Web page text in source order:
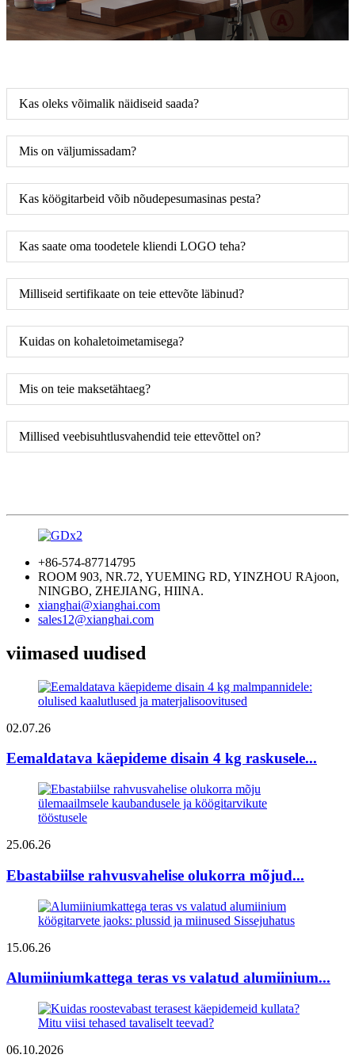
Kas oleks võimalik näidiseid saada?
Mis on väljumissadam?
Kas köögitarbeid võib nõudepesumasinas pesta?
Kas saate oma toodetele kliendi LOGO teha?
Milliseid sertifikaate on teie ettevõte läbinud?
Kuidas on kohaletoimetamisega?
Mis on teie maksetähtaeg?
Millised veebisuhtlusvahendid teie ettevõttel on?
+86-574-87714795
ROOM 903, NR.72, YUEMING RD, YINZHOU RAjoon,
NINGBO, ZHEJIANG, HIINA.
xianghai@xianghai.com
sales12@xianghai.com
viimased uudised
02.07.26
Eemaldatava käepideme disain 4 kg raskusele...
25.06.26
Ebastabiilse rahvusvahelise olukorra mõjud...
15.06.26
Alumiiniumkattega teras vs valatud alumiinium...
06.10.2026